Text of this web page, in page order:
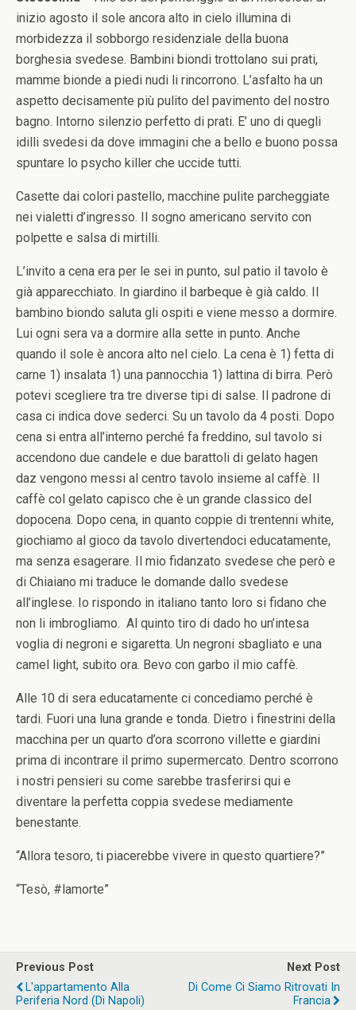
inizio agosto il sole ancora alto in cielo illumina di
morbidezza il sobborgo residenziale della buona
borghesia svedese. Bambini biondi trottolano sui prati,
mamme bionde a piedi nudi li rincorrono. L’asfalto ha un
aspetto decisamente più pulito del pavimento del nostro
bagno. Intorno silenzio perfetto di prati. E’ uno di quegli
idilli svedesi da dove immagini che a bello e buono possa
spuntare lo psycho killer che uccide tutti.
Casette dai colori pastello, macchine pulite parcheggiate
nei vialetti d’ingresso. Il sogno americano servito con
polpette e salsa di mirtilli.
L’invito a cena era per le sei in punto, sul patio il tavolo è
già apparecchiato. In giardino il barbeque è già caldo. Il
bambino biondo saluta gli ospiti e viene messo a dormire.
Lui ogni sera va a dormire alla sette in punto. Anche
quando il sole è ancora alto nel cielo. La cena è 1) fetta di
carne 1) insalata 1) una pannocchia 1) lattina di birra. Però
potevi scegliere tra tre diverse tipi di salse. Il padrone di
casa ci indica dove sederci. Su un tavolo da 4 posti. Dopo
cena si entra all’interno perché fa freddino, sul tavolo si
accendono due candele e due barattoli di gelato hagen
daz vengono messi al centro tavolo insieme al caffè. Il
caffè col gelato capisco che è un grande classico del
dopocena. Dopo cena, in quanto coppie di trentenni white,
giochiamo al gioco da tavolo divertendoci educatamente,
ma senza esagerare. Il mio fidanzato svedese che però e
di Chiaiano mi traduce le domande dallo svedese
all’inglese. Io rispondo in italiano tanto loro si fidano che
non li imbrogliamo. Al quinto tiro di dado ho un’intesa
voglia di negroni e sigaretta. Un negroni sbagliato e una
camel light, subito ora. Bevo con garbo il mio caffè.
Alle 10 di sera educatamente ci concediamo perché è
tardi. Fuori una luna grande e tonda. Dietro i finestrini della
macchina per un quarto d’ora scorrono villette e giardini
prima di incontrare il primo supermercato. Dentro scorrono
i nostri pensieri su come sarebbe trasferirsi qui e
diventare la perfetta coppia svedese mediamente
benestante.
“Allora tesoro, ti piacerebbe vivere in questo quartiere?”
“Tesò, #lamorte”
Previous Post
L'appartamento Alla
Periferia Nord (di Napoli)
Next Post
Di Come Ci Siamo Ritrovati In
Francia